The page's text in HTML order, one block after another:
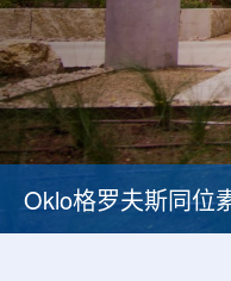
BESIII实验首次认